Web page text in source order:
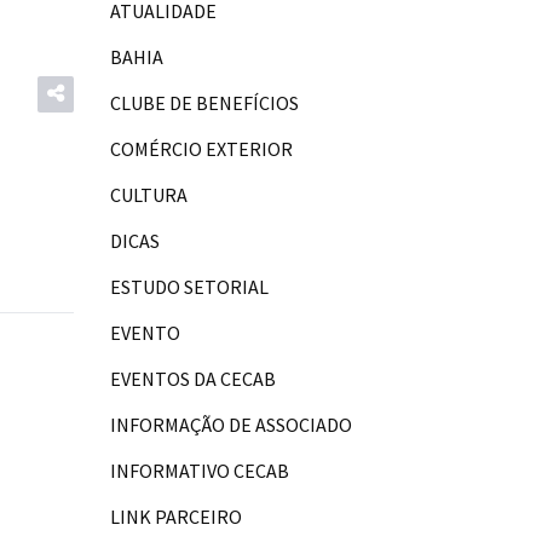
ATUALIDADE
BAHIA
CLUBE DE BENEFÍCIOS
COMÉRCIO EXTERIOR
CULTURA
DICAS
ESTUDO SETORIAL
EVENTO
EVENTOS DA CECAB
INFORMAÇÃO DE ASSOCIADO
INFORMATIVO CECAB
LINK PARCEIRO